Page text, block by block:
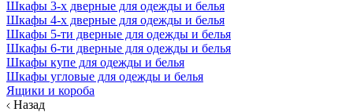
Шкафы 3-х дверные для одежды и белья
Шкафы 4-х дверные для одежды и белья
Шкафы 5-ти дверные для одежды и белья
Шкафы 6-ти дверные для одежды и белья
Шкафы купе для одежды и белья
Шкафы угловые для одежды и белья
Ящики и короба
Назад